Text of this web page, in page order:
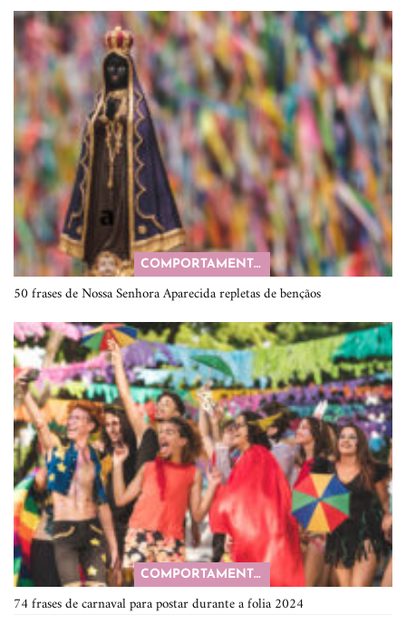
COMPORTAMENTO
50 frases de Nossa Senhora Aparecida repletas de bençãos
COMPORTAMENTO
74 frases de carnaval para postar durante a folia 2024